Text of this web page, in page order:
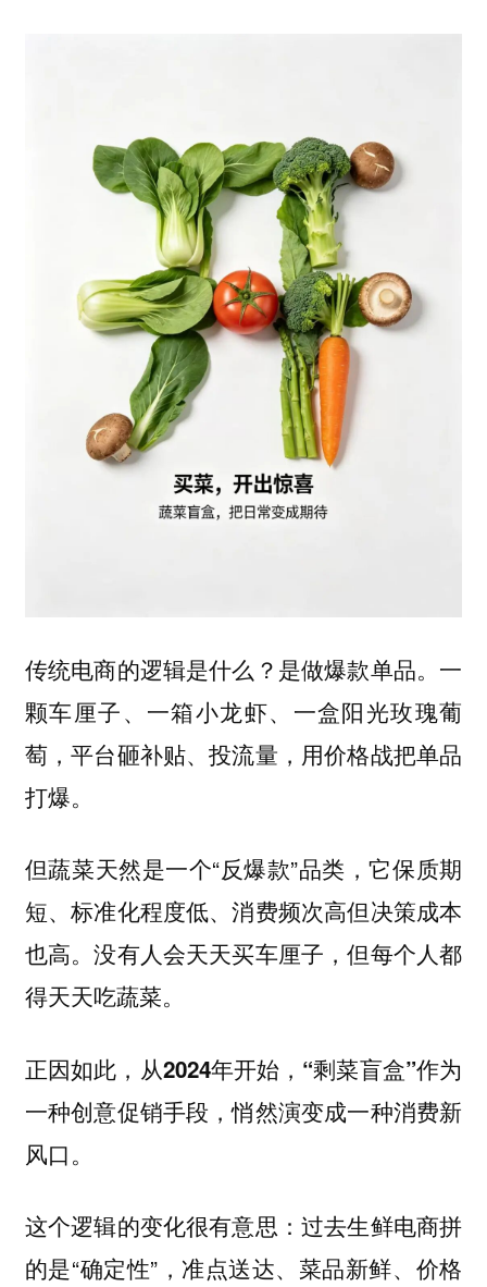
传统电商的逻辑是什么？是做爆款单品。一
颗车厘子、一箱小龙虾、一盒阳光玫瑰葡
萄，平台砸补贴、投流量，用价格战把单品
打爆。
但蔬菜天然是一个“反爆款”品类，它保质期
短、标准化程度低、消费频次高但决策成本
也高。没有人会天天买车厘子，但每个人都
得天天吃蔬菜。
正因如此， 从2024年开始，“剩菜盲盒”作为
一种创意促销手段，悄然演变成一种消费新
风口。
这个逻辑的变化很有意思：过去生鲜电商拼
的是“确定性”，准点送达、菜品新鲜、价格